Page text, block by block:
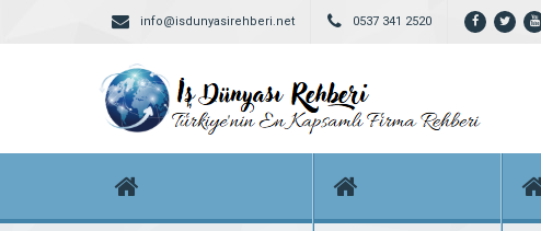
info@isdunyasirehberi.net 0537 341 2520